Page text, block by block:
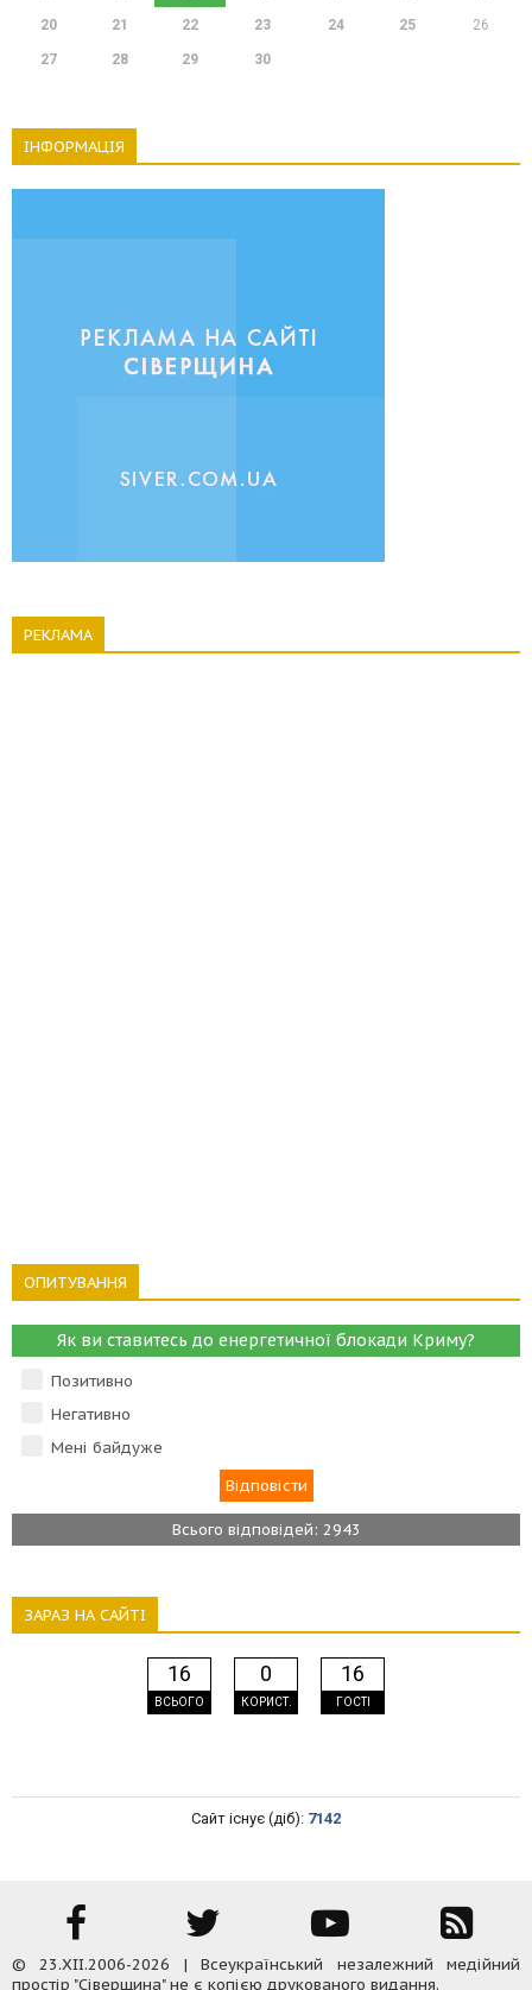
20 21 22 23 24 25 26
27 28 29 30
ІНФОРМАЦІЯ
РЕКЛАМА
ОПИТУВАННЯ
Як ви ставитесь до енергетичної блокади Криму?
Позитивно
Негативно
Мені байдуже
Всього відповідей: 2943
ЗАРАЗ НА САЙТІ
16
ВСЬОГО
0
КОРИСТ.
16
ГОСТІ
Сайт існує (діб): 7142
© 23.XII.2006-2026 | Всеукраїнський незалежний медійний
простір "Сіверщина" не є копією друкованого видання.